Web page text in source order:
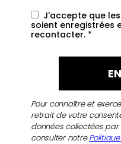
J'accepte que
soient enregistrées
recontacter. *
Pour connaître et
retrait de votre
données collectées par
consulter notre